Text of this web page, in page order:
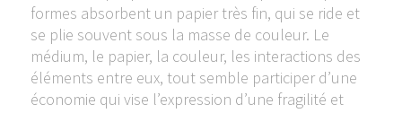
formes absorbent un papier très fin, qui se ride et
se plie souvent sous la masse de couleur. Le
médium, le papier, la couleur, les interactions des
éléments entre eux, tout semble participer d’une
économie qui vise l’expression d’une fragilité et